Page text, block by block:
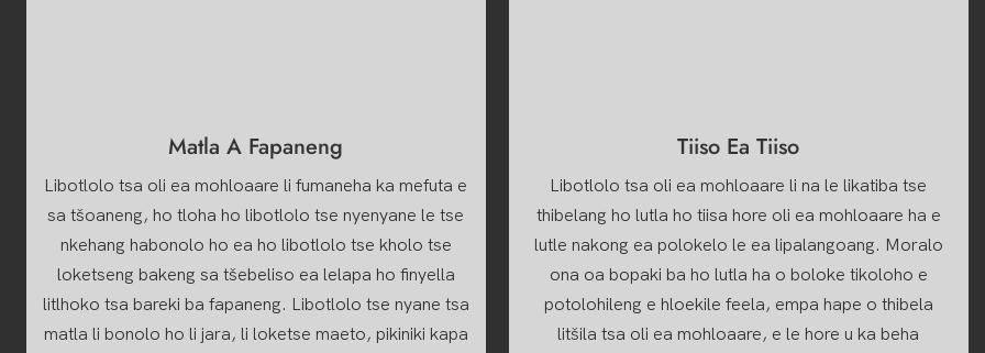
Matla A Fapaneng
Libotlolo tsa oli ea mohloaare li fumaneha ka mefuta e
sa tšoaneng, ho tloha ho libotlolo tse nyenyane le tse
nkehang habonolo ho ea ho libotlolo tse kholo tse
loketseng bakeng sa tšebeliso ea lelapa ho finyella
litlhoko tsa bareki ba fapaneng. Libotlolo tse nyane tsa
matla li bonolo ho li jara, li loketse maeto, pikiniki kapa
Tiiso Ea Tiiso
Libotlolo tsa oli ea mohloaare li na le likatiba tse
thibelang ho lutla ho tiisa hore oli ea mohloaare ha e
lutle nakong ea polokelo le ea lipalangoang. Moralo
ona oa bopaki ba ho lutla ha o boloke tikoloho e
potolohileng e hloekile feela, empa hape o thibela
litšila tsa oli ea mohloaare, e le hore u ka beha